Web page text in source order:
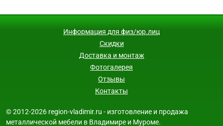
Информация для физ/юр.лиц
Скидки
Доставка и монтаж
Фотогалерея
Отзывы
Контакты
© 2012-2026 region-vladimir.ru - изготовление и продажа
металлической мебели в Владимире и Муроме.